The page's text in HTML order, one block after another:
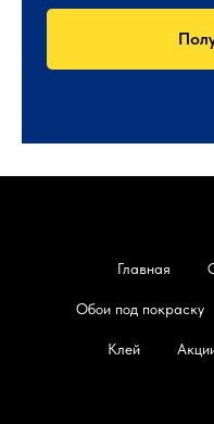
Главная
Обои под покраску
Клей